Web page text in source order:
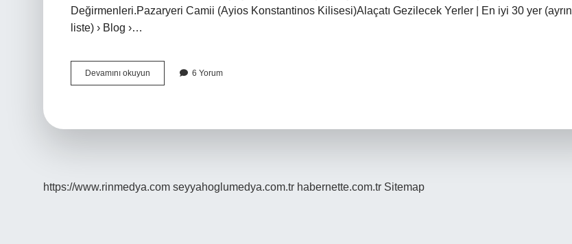
Değirmenleri.Pazaryeri Camii (Ayios Konstantinos Kilisesi)Alaçatı Gezilecek Yerler | En iyi 30 yer
liste) › Blog ›…
Devamını okuyun
Alaçatı
6 Yorum
https://www.rinmedya.com seyyahoglumedya.com.tr habernette.com.tr Sitemap